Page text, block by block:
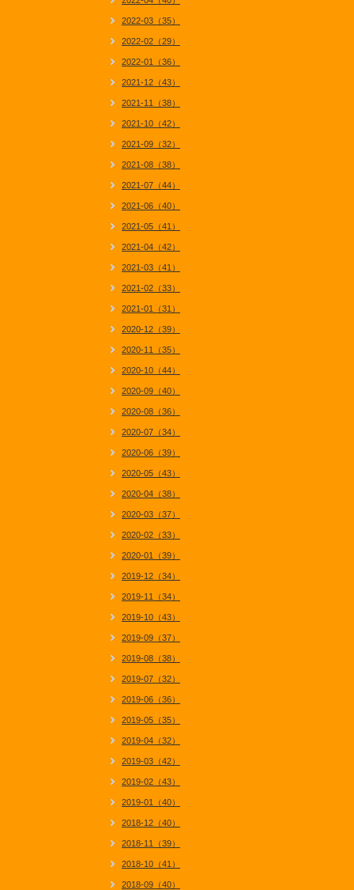
2022-03（35）
2022-02（29）
2022-01（36）
2021-12（43）
2021-11（38）
2021-10（42）
2021-09（32）
2021-08（38）
2021-07（44）
2021-06（40）
2021-05（41）
2021-04（42）
2021-03（41）
2021-02（33）
2021-01（31）
2020-12（39）
2020-11（35）
2020-10（44）
2020-09（40）
2020-08（36）
2020-07（34）
2020-06（39）
2020-05（43）
2020-04（38）
2020-03（37）
2020-02（33）
2020-01（39）
2019-12（34）
2019-11（34）
2019-10（43）
2019-09（37）
2019-08（38）
2019-07（32）
2019-06（36）
2019-05（35）
2019-04（32）
2019-03（42）
2019-02（43）
2019-01（40）
2018-12（40）
2018-11（39）
2018-10（41）
2018-09（40）